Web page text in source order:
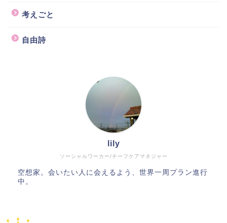
考えごと
自由詩
ソーシャルワーカー/チーフケアマネジャー
lily
空想家。会いたい人に会えるよう、世界一周プラン進行
中。